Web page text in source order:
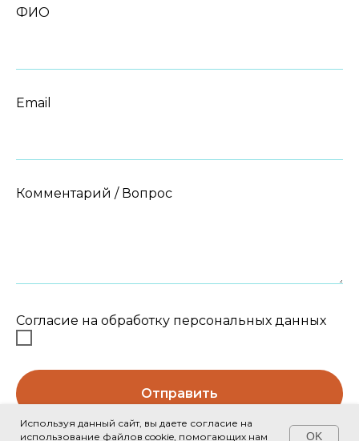
Используя данный сайт, вы даете согласие на
использование файлов cookie, помогающих нам
OK
ФИО
Email
Комментарий / Вопрос
Согласие на обработку персональных данных
Отправить